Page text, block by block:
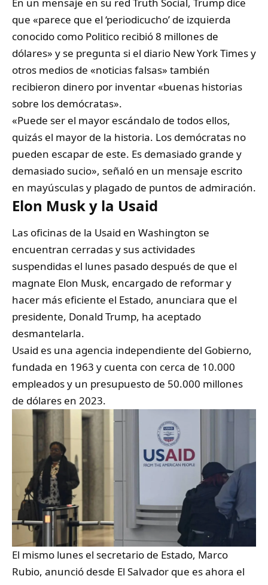
que «parece que el ‘periodicucho’ de izquierda
conocido como Politico recibió 8 millones de
dólares» y se pregunta si el diario New York Times y
otros medios de «noticias falsas» también
recibieron dinero por inventar «buenas historias
sobre los demócratas».
«Puede ser el mayor escándalo de todos ellos,
quizás el mayor de la historia. Los demócratas no
pueden escapar de este. Es demasiado grande y
demasiado sucio», señaló en un mensaje escrito
en mayúsculas y plagado de puntos de admiración.
Elon Musk y la Usaid
Las oficinas de la Usaid en Washington se
encuentran cerradas y sus actividades
suspendidas el lunes pasado después de que el
magnate Elon Musk, encargado de reformar y
hacer más eficiente el Estado, anunciara que el
presidente, Donald Trump, ha aceptado
desmantelarla.
Usaid es una agencia independiente del Gobierno,
fundada en 1963 y cuenta con cerca de 10.000
empleados y un presupuesto de 50.000 millones
de dólares en 2023.
El mismo lunes el secretario de Estado, Marco
Rubio, anunció desde El Salvador que es ahora el